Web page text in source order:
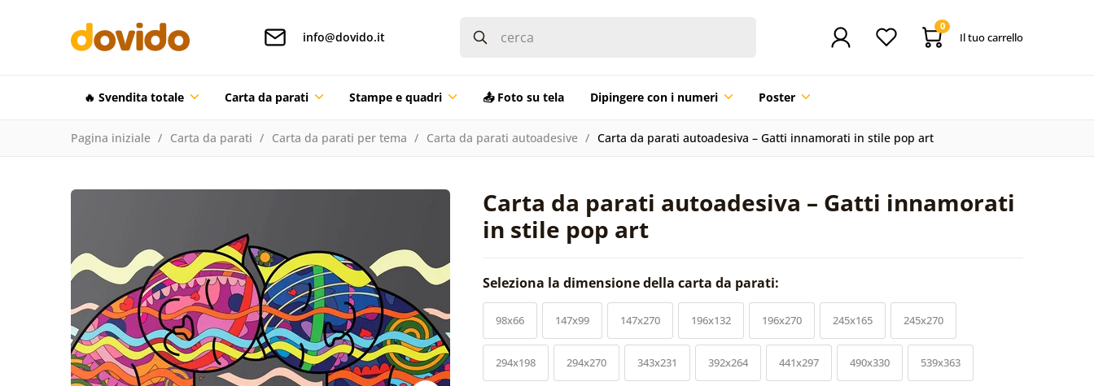
info@dovido.it
0
Il tuo carrello
🔥 Svendita totale Carta da parati Stampe e quadri 📤 Foto su tela Dipingere con i numeri Poster
Pagina iniziale Carta da parati Carta da parati per tema Carta da parati autoadesive Carta da parati autoadesiva – Gatti innamorati in stile pop art
Carta da parati autoadesiva – Gatti innamorati
in stile pop art
Seleziona la dimensione della carta da parati:
98x66 147x99 147x270 196x132 196x270 245x165 245x270
294x198 294x270 343x231 392x264 441x297 490x330 539x363